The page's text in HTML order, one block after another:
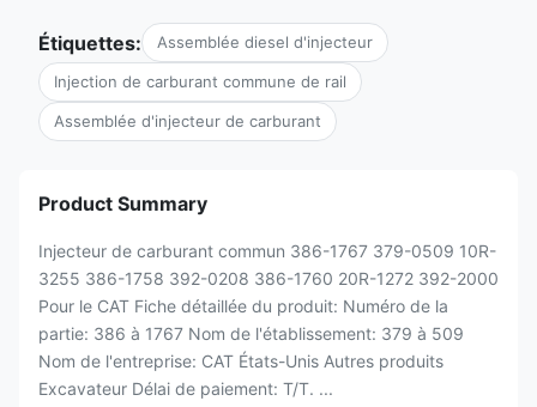
Étiquettes: Assemblée diesel d'injecteur
Injection de carburant commune de rail
Assemblée d'injecteur de carburant
Product Summary
Injecteur de carburant commun 386-1767 379-0509 10R-
3255 386-1758 392-0208 386-1760 20R-1272 392-2000
Pour le CAT Fiche détaillée du produit: Numéro de la
partie: 386 à 1767 Nom de l'établissement: 379 à 509
Nom de l'entreprise: CAT États-Unis Autres produits
Excavateur Délai de paiement: T/T. ...